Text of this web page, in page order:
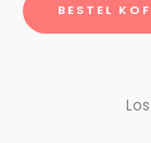
BESTEL